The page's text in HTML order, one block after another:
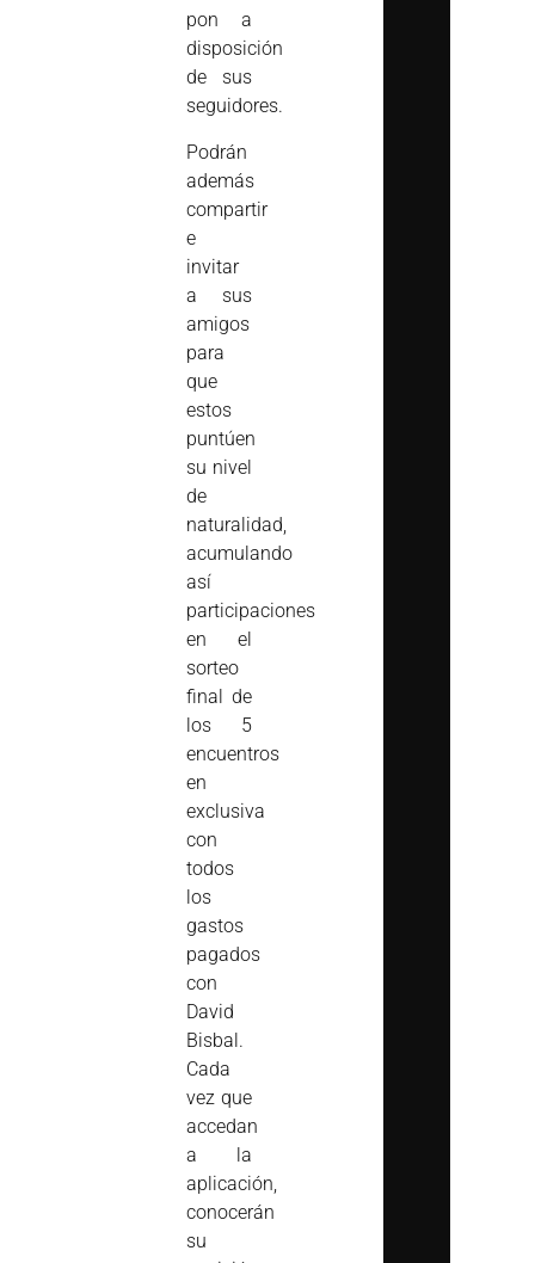
pon a
disposición
de sus
seguidores.
Podrán
además
compartir
e
invitar
a sus
amigos
para
que
estos
puntúen
su nivel
de
naturalidad,
acumulando
así
participaciones
en el
sorteo
final de
los 5
encuentros
en
exclusiva
con
todos
los
gastos
pagados
con
David
Bisbal.
Cada
vez que
accedan
a la
aplicación,
conocerán
su